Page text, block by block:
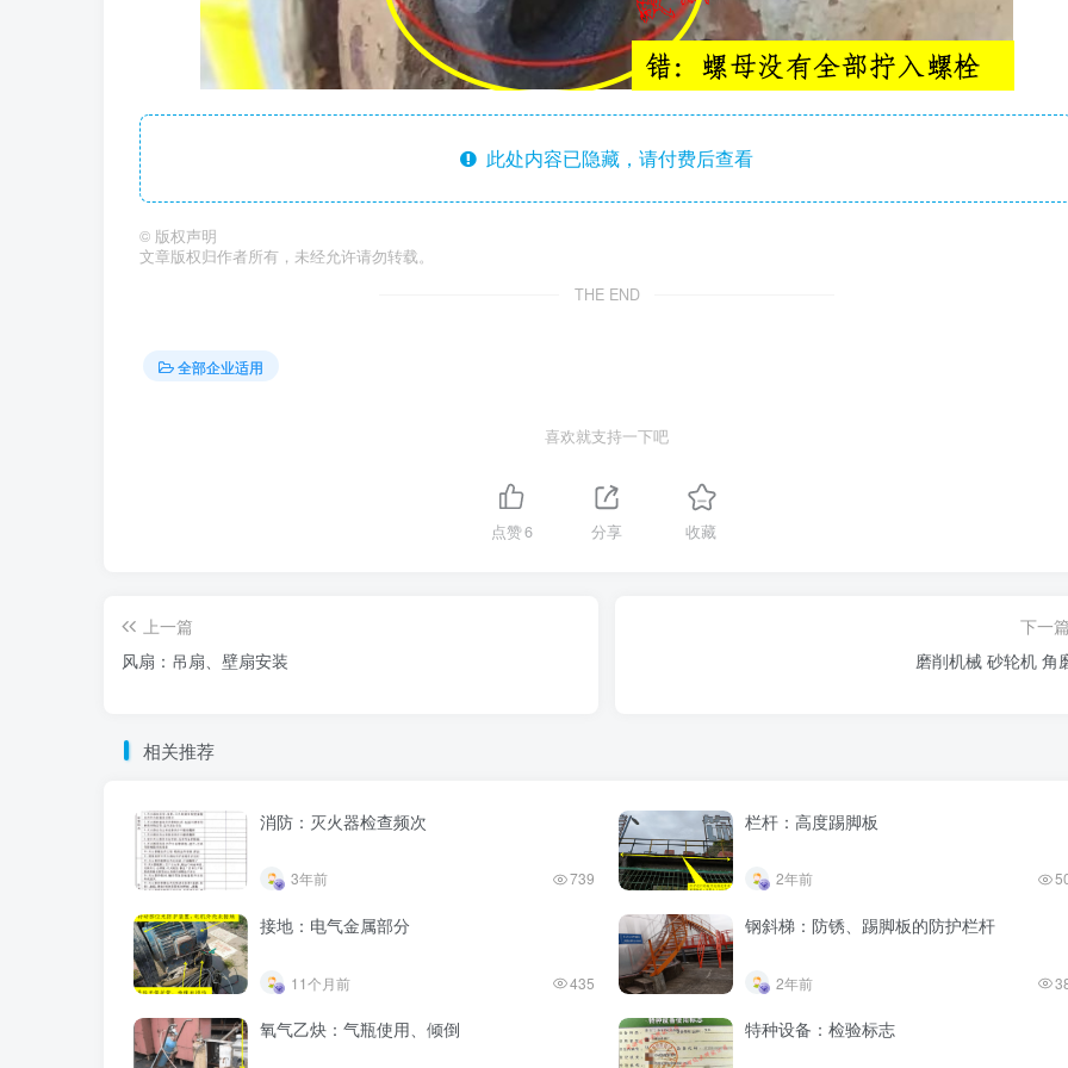
此处内容已隐藏，请付费后查看
© 版权声明
文章版权归作者所有，未经允许请勿转载。
THE END
全部企业适用
喜欢就支持一下吧
点赞6 分享 收藏
上一篇
风扇：吊扇、壁扇安装
下一篇
磨削机械
相关推荐
消防：灭火器检查频次
3年前 739
栏杆：高度踢脚板
2年前
接地：电气金属部分
11个月前 435
钢斜梯：防锈、踢脚板的防护栏杆
2年前
氧气乙炔：气瓶使用、倾倒 特种设备：检验标志